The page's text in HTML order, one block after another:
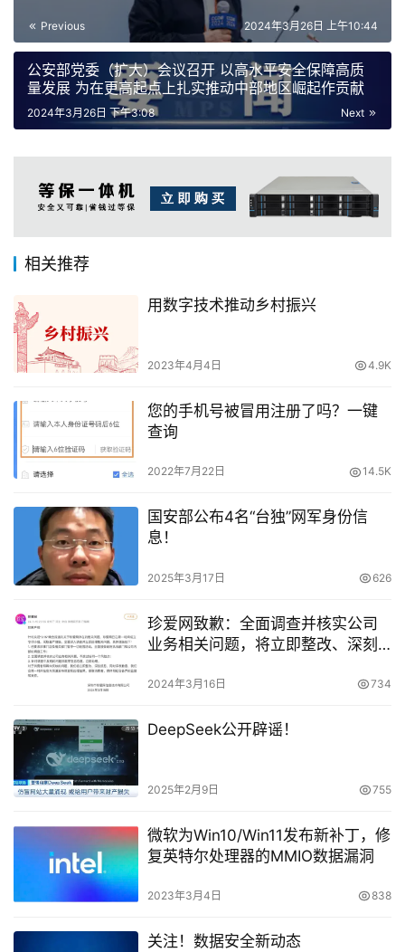
Previous 2024年3月26日 上午10:44
公安部党委（扩大）会议召开 以高水平安全保障高质
量发展 为在更高起点上扎实推动中部地区崛起作贡献
Next
2024年3月26日 下午3:08
相关推荐
用数字技术推动乡村振兴
2023年4月4日 4.9K
您的手机号被冒用注册了吗？一键
查询
2022年7月22日 14.5K
国安部公布4名“台独”网军身份信
息！
2025年3月17日 626
珍爱网致歉：全面调查并核实公司
业务相关问题，将立即整改、深刻
2024年3月16日 734
DeepSeek公开辟谣！
2025年2月9日 755
微软为Win10/Win11发布新补丁，修
复英特尔处理器的MMIO数据漏洞
2023年3月4日 838
关注！数据安全新动态